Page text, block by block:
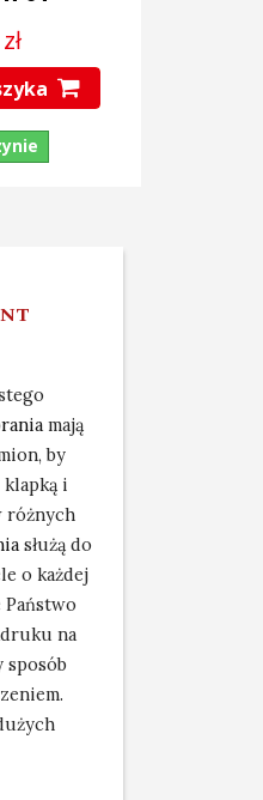
mają
by
i
różnych
służą do
o każdej
na